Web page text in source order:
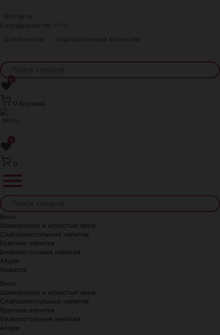
Контакты
Сотрудничество
Для бизнеса
Корпоративным клиентам
❤0
0 Корзина
❤0
0
Вино
Шампанское и игристые вина
Слабоалкогольные напитки
Крепкие напитки
Безалкогольные напитки
Акции
Новости
Вино
Шампанское и игристые вина
Слабоалкогольные напитки
Крепкие напитки
Безалкогольные напитки
Акции